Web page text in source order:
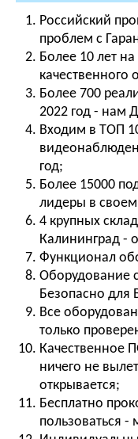
Российский
проблем с
Более 10 лет
качественного
Более 700
2022 год - нам
Входим в ТОП
год;
Более 15000
лидеры в своем
4 крупных
Калининград -
Функционал
Оборудование
Безопасно для
Все
только
Качественное
ничего не
открывается;
Бесплатно
пользоваться